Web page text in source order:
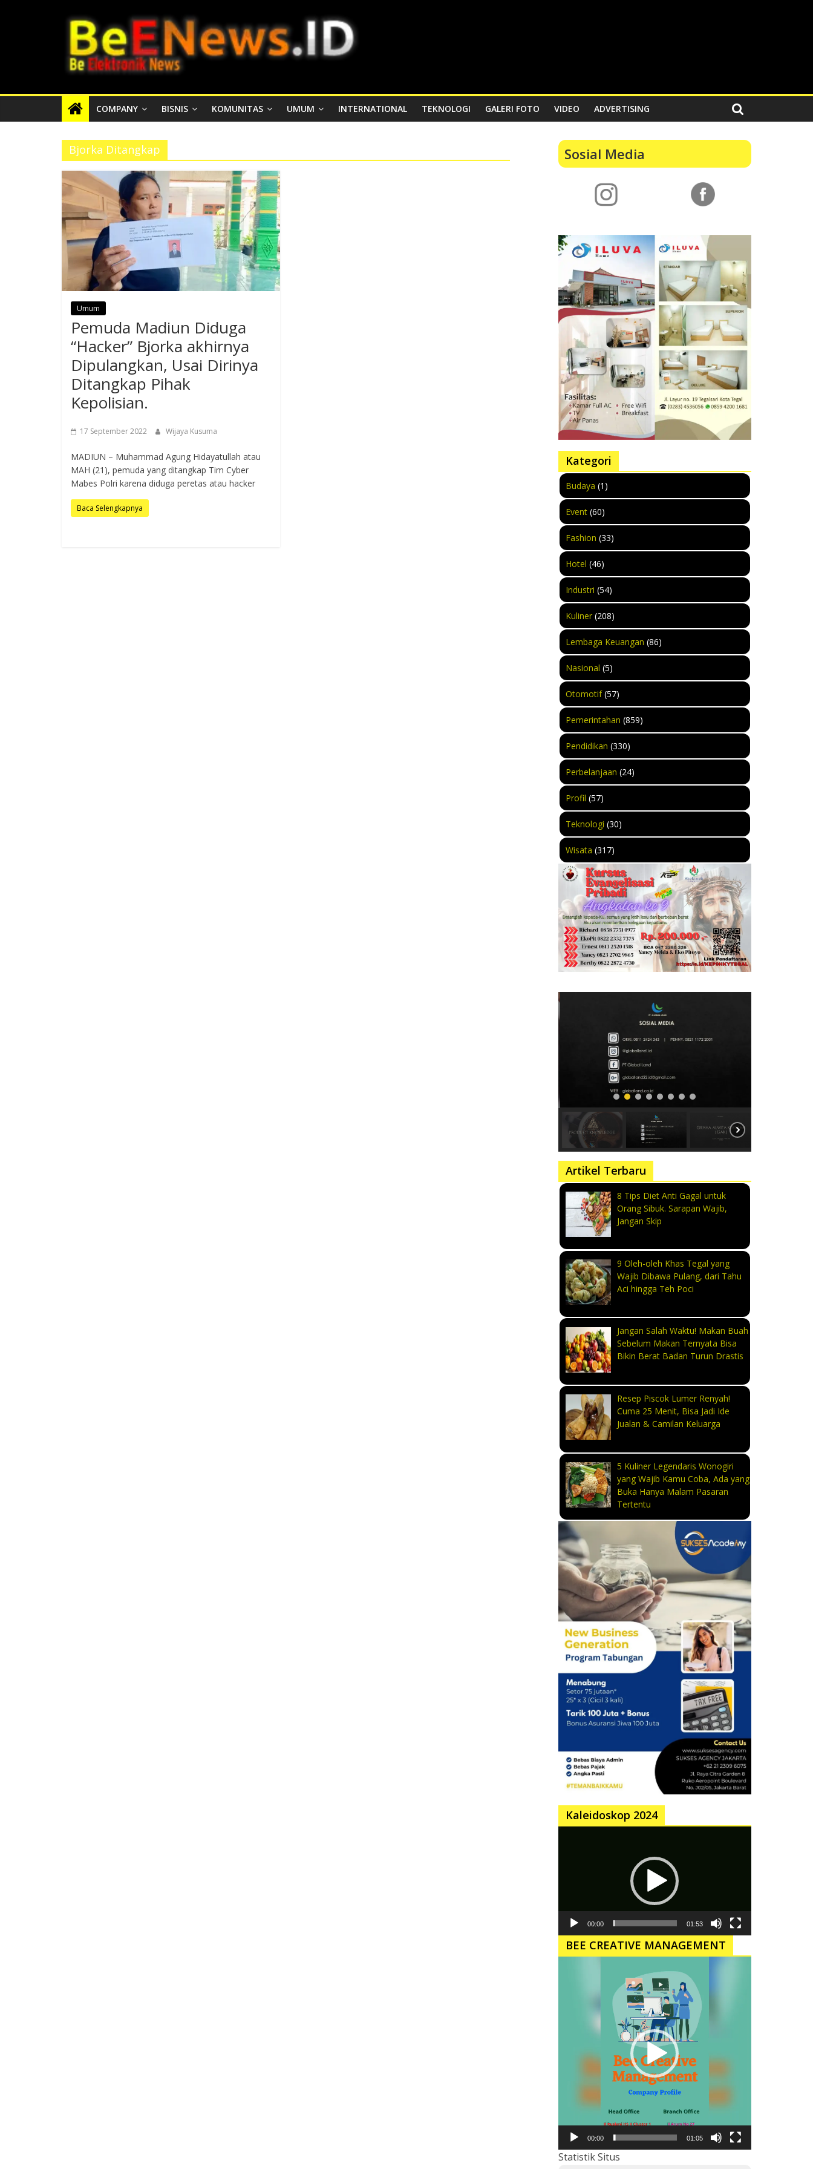
BEENEWS.ID
Media
Informasi
Nasional
dan
Internasional
COMPANY BISNIS KOMUNITAS UMUM INTERNATIONAL TEKNOLOGI GALERI FOTO VIDEO ADVERTISING
Bjorka Ditangkap
Umum
Pemuda Madiun Diduga
“Hacker” Bjorka akhirnya
Dipulangkan, Usai Dirinya
Ditangkap Pihak
Kepolisian.
17 September 2022 Wijaya Kusuma
MADIUN – Muhammad Agung Hidayatullah atau
MAH (21), pemuda yang ditangkap Tim Cyber
Mabes Polri karena diduga peretas atau hacker
Baca Selengkapnya
Sosial Media
Kategori
Budaya (1)
Event(60)
Fashion (33)
Hotel (46)
Industri (54)
Kuliner(208)
Lembaga Keuangan (86)
Nasional (5)
Otomotif(57)
Pemerintahan (859)
Pendidikan (330)
Perbelanjaan (24)
Profil (57)
Teknologi (30)
Wisata (317)
Artikel Terbaru
8 Tips Diet Anti Gagal untuk
Orang Sibuk. Sarapan Wajib,
Jangan Skip
9 Oleh-oleh Khas Tegal yang
Wajib Dibawa Pulang, dari Tahu
Aci hingga Teh Poci
Jangan Salah Waktu! Makan Buah
Sebelum Makan Ternyata Bisa
Bikin Berat Badan Turun Drastis
Resep Piscok Lumer Renyah!
Cuma 25 Menit, Bisa Jadi Ide
Jualan & Camilan Keluarga
5 Kuliner Legendaris Wonogiri
yang Wajib Kamu Coba, Ada yang
Buka Hanya Malam Pasaran
Tertentu
Kaleidoskop 2024
00:00 01:53
BEE CREATIVE MANAGEMENT
00:00 01:05
Statistik Situs